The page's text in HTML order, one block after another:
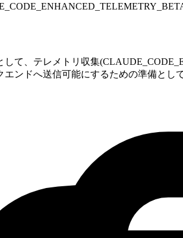
て、テレメトリ収集
ンドへ送信可能にするための準備とし